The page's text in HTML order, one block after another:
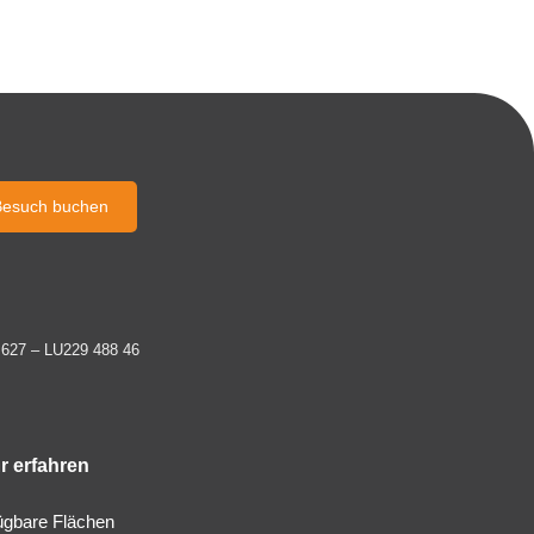
buchen
– LU229 488 46
erfahren
Flächen